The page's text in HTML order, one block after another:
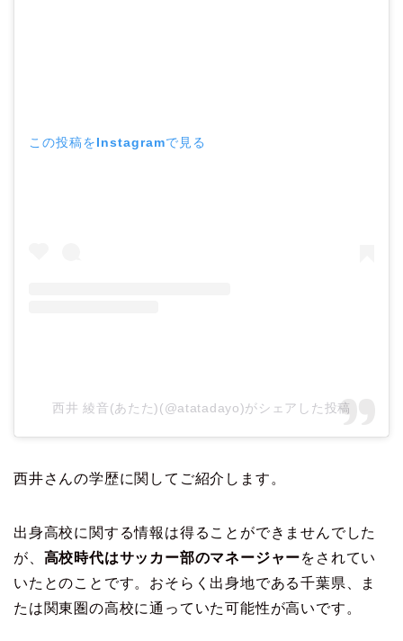
この投稿をInstagramで見る
西井 綾音(あたた)(@atatadayo)がシェアした投稿
西井さんの学歴に関してご紹介します。
出身高校に関する情報は得ることができませんでした
が、 高校時代はサッカー部のマネージャーをされてい
いたとのことです。おそらく出身地である千葉県、ま
たは関東圏の高校に通っていた可能性が高いです。